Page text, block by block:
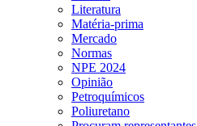
Literatura
Matéria-prima
Mercado
Normas
NPE 2024
Opinião
Petroquímicos
Poliuretano